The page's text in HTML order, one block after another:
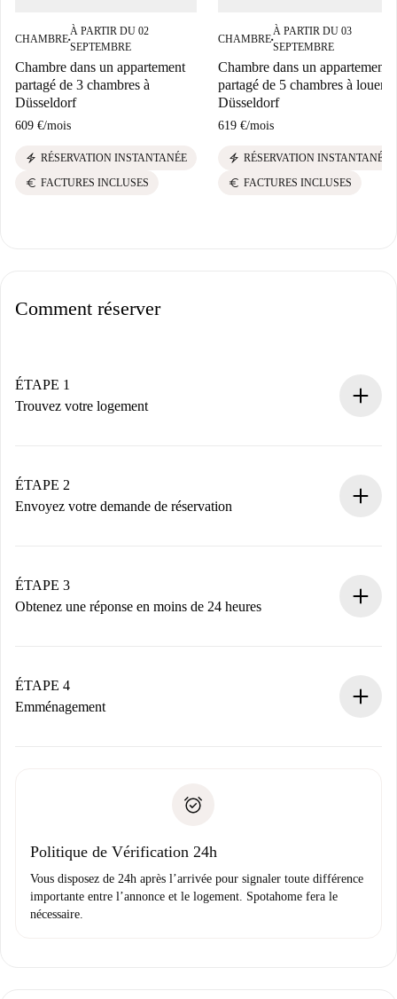
CHAMBRE■
À PARTIR DU 02
SEPTEMBRE
Chambre dans un appartement
partagé de 3 chambres à
Düsseldorf
609 €/mois
electric_bolt RÉSERVATION INSTANTANÉE
euro FACTURES INCLUSES
CHAMBRE■
À PARTIR DU 03
SEPTEMBRE
Chambre dans un appartement
partagé de 5 chambres à louer à
Düsseldorf
619 €/mois
electric_bolt RÉSERVATION INSTANTANÉE
euro FACTURES INCLUSES
Comment réserver
ÉTAPE 1
Trouvez votre logement
Vous disposez à l’avance de toutes les informations
nécessaires.
ÉTAPE 2
Envoyez votre demande de réservation
Nous ne vous facturerons rien tant que le propriétaire
n’aura pas accepté.
ÉTAPE 3
Obtenez une réponse en moins de 24 heures
contact avec le propriétaire.
Si refusé : aucun prélèvement et nous vous proposerons
Justificatif de solvabilité
ÉTAPE 4
Emménagement
uniquement si aucun problème n'est signalé.
Politique de Vérification 24h
Vous disposez de 24h après l’arrivée pour signaler toute différence
importante entre l’annonce et le logement. Spotahome fera le
nécessaire.